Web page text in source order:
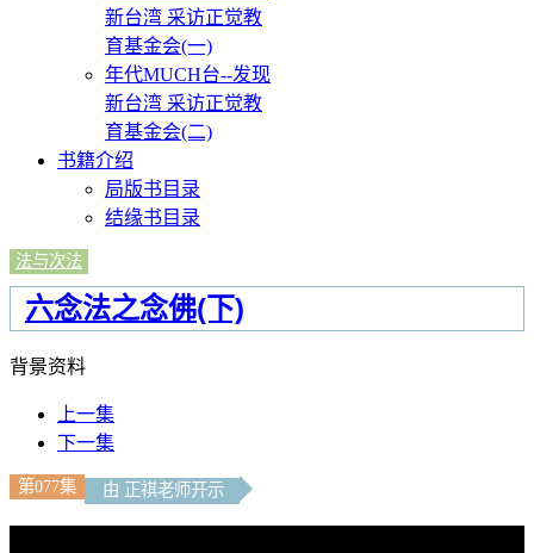
新台湾 采访正觉教
育基金会(一)
年代MUCH台--发现
新台湾 采访正觉教
育基金会(二)
书籍介绍
局版书目录
结缘书目录
法与次法
六念法之念佛(下)
背景资料
上一集
下一集
第077集 由 正祺老师开示